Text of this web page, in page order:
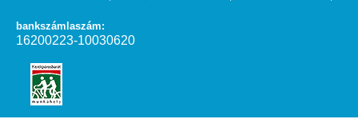
bankszámlaszám:
16200223-10030620